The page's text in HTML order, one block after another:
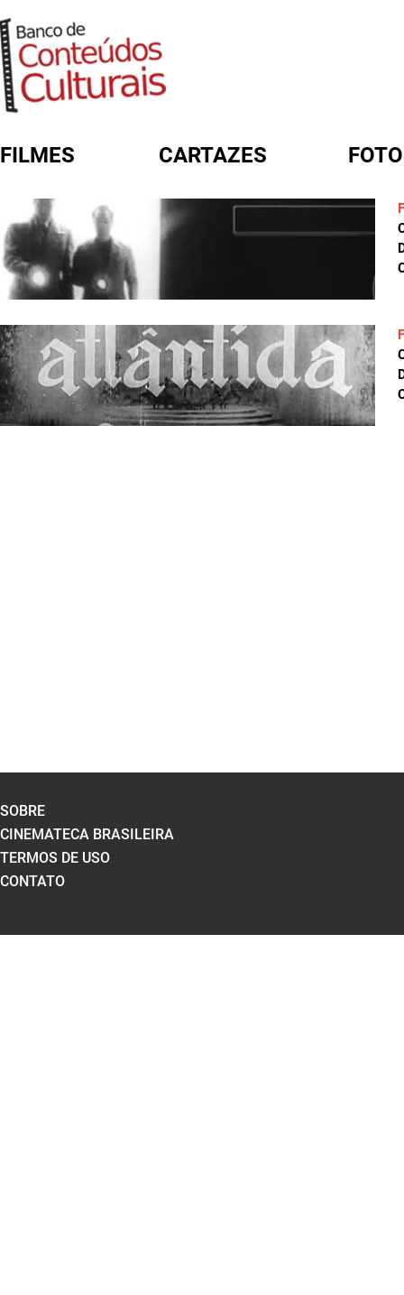
FILMES CARTAZES
FORMULÁRIO DE BUSCA
SOBRE
CINEMATECA BRASILEIRA
TERMOS DE USO
CONTATO